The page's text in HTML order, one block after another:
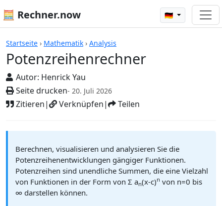
🧮 Rechner.now 🇩🇪
Startseite › Mathematik › Analysis
Potenzreihenrechner
Autor: Henrick Yau
Seite drucken- 20. Juli 2026
Zitieren| Verknüpfen| Teilen
Rechner
Berechnen, visualisieren und analysieren Sie die
Potenzreihenentwicklungen gängiger Funktionen.
Potenzreihen sind unendliche Summen, die eine Vielzahl
von Funktionen in der Form von Σ an(x-c)n von n=0 bis
∞ darstellen können.